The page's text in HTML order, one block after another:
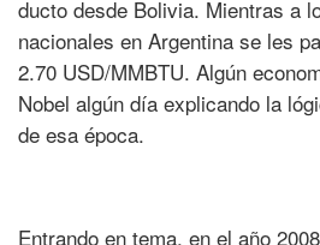
ducto desde Bolivia. Mientras a
nacionales en Argentina se les
2.70 USD/MMBTU. Algún
Nobel algún día explicando la
de esa época.
Entrando en tema, en el año